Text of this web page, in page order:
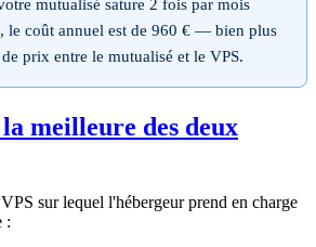
mutualisé sature 2 fois par mois
le coût annuel est de 960 € — bien plus
prix entre le mutualisé et le VPS.
meilleure des deux
sur lequel l'hébergeur prend en charge
: